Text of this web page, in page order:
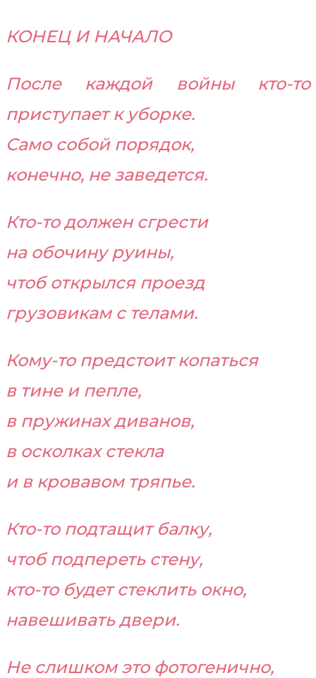
КОНЕЦ И НАЧАЛО
После каждой войны кто-то
приступает к уборке.
Само собой порядок,
конечно, не заведется.
Кто-то должен сгрести
на обочину руины,
чтоб открылся проезд
грузовикам с телами.
Кому-то предстоит копаться
в тине и пепле,
в пружинах диванов,
в осколках стекла
и в кровавом тряпье.
Кто-то подтащит балку,
чтоб подпереть стену,
кто-то будет стеклить окно,
навешивать двери.
Не слишком это фотогенично,